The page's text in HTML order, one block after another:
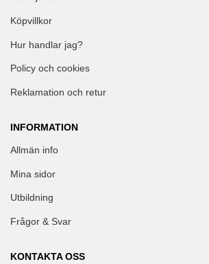
Köpvillkor
Hur handlar jag?
Policy och cookies
Reklamation och retur
INFORMATION
Allmän info
Mina sidor
Utbildning
Frågor & Svar
KONTAKTA OSS